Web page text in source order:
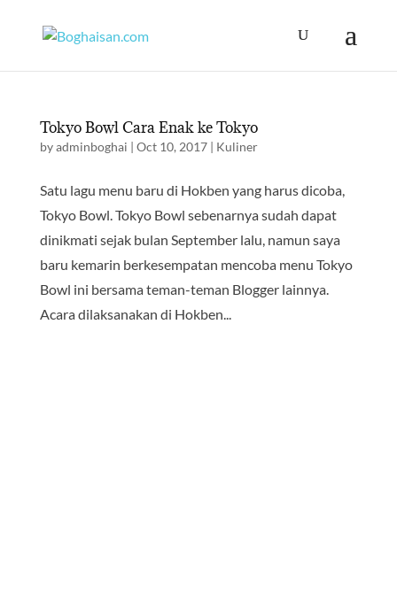
Tokyo Bowl Cara Enak ke Tokyo
byadminboghai | Oct 10, 2017| Kuliner
Satu lagu menu baru di Hokben yang harus dicoba,
Tokyo Bowl. Tokyo Bowl sebenarnya sudah dapat
dinikmati sejak bulan September lalu, namun saya
baru kemarin berkesempatan mencoba menu Tokyo
Bowl ini bersama teman-teman Blogger lainnya.
Acara dilaksanakan di Hokben...